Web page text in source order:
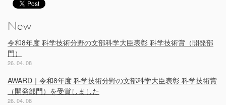
New
令和8年度 科学技術分野の文部科学大臣表彰 科学技術賞（開発部
門）
26. 04. 08
AWARD｜令和8年度 科学技術分野の文部科学大臣表彰 科学技術賞
（開発部門）を受賞しました
26. 04. 08